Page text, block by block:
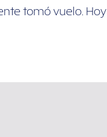
tomó vuelo.